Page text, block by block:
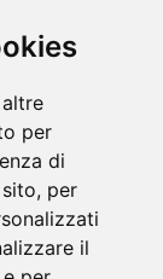
per
di
per
il
2025: al
mercato, musica
Week con un
il
evento unico
ospiti
del